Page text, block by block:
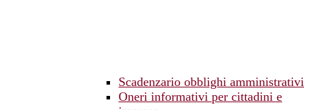
Scadenzario obblighi amministrativi
Oneri informativi per cittadini e